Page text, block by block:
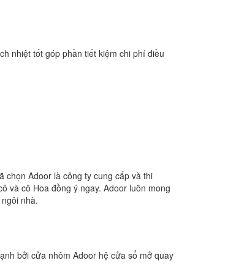
nhiệt tốt góp phần tiết kiệm chi phí điều
Adoor là công ty cung cấp và thi
và cô Hoa đồng ý ngay. Adoor luôn mong
nhà.
bởi cửa nhôm Adoor hệ cửa sổ mở quay